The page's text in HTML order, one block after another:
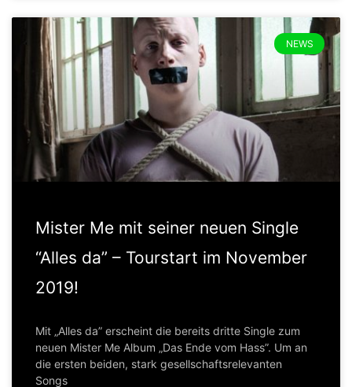
NEWS
Mister Me mit seiner neuen Single
“Alles da” – Tourstart im November
2019!
Mit „Alles da” erscheint die bereits dritte Single zum
neuen Mister Me Album „Das Ende vom Hass”. Um an
die ersten beiden, stark gesellschaftsrelevanten
Songs